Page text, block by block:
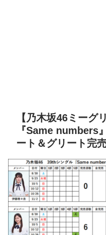
【乃木坂46ミーグ
『Same numbers
ート＆グリート完